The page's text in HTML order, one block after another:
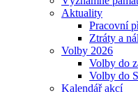
Aktuality
Pracovní
Ztráty a
Volby 2026
Volby do
Volby do
Kalendář akcí